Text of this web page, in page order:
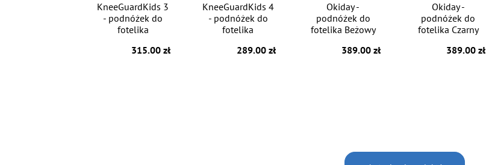
KneeGuardKids 3
- podnóżek do
fotelika
315.00 zł
KneeGuardKids 4
- podnóżek do
fotelika
289.00 zł
Okiday -
podnóżek do
fotelika Beżowy
389.00 zł
Okiday -
podnóżek do
fotelika Czarny
389.00 zł